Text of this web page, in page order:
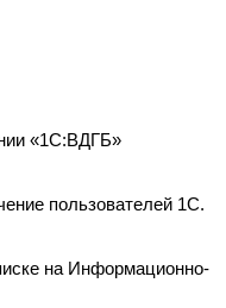
«1С:ВДГБ»
пользователей 1С.
на Информационно-